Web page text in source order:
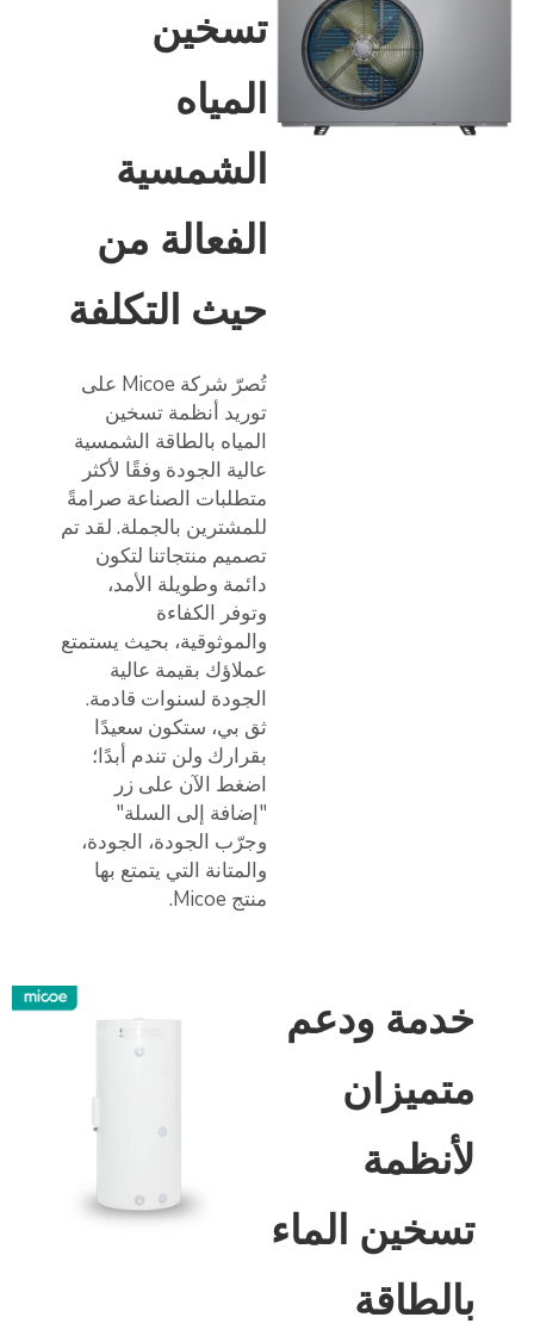
تسخين
المياه
الشمسية
الفعالة من
حيث التكلفة
تُصرّ شركة Micoe على
توريد أنظمة تسخين
المياه بالطاقة الشمسية
عالية الجودة وفقًا لأكثر
متطلبات الصناعة صرامةً
للمشترين بالجملة. لقد تم
تصميم منتجاتنا لتكون
دائمة وطويلة الأمد،
وتوفر الكفاءة
والموثوقية، بحيث يستمتع
عملاؤك بقيمة عالية
الجودة لسنوات قادمة.
ثق بي، ستكون سعيدًا
بقرارك ولن تندم أبدًا؛
اضغط الآن على زر
"إضافة إلى السلة"
وجرّب الجودة، الجودة،
والمتانة التي يتمتع بها
منتج Micoe.
خدمة ودعم
متميزان
لأنظمة
تسخين الماء
بالطاقة